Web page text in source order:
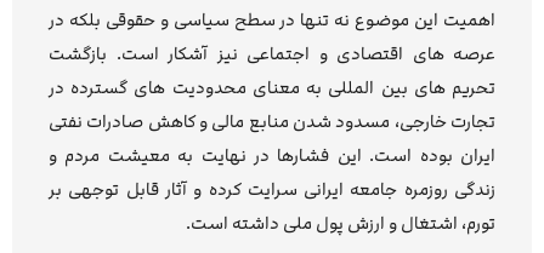
اهمیت این موضوع نه تنها در سطح سیاسی و حقوقی بلکه در
عرصه های اقتصادی و اجتماعی نیز آشکار است. بازگشت
تحریم های بین المللی به معنای محدودیت های گسترده در
تجارت خارجی، مسدود شدن منابع مالی و کاهش صادرات نفتی
ایران بوده است. این فشارها در نهایت به معیشت مردم و
زندگی روزمره جامعه ایرانی سرایت کرده و آثار قابل توجهی بر
تورم، اشتغال و ارزش پول ملی داشته است.